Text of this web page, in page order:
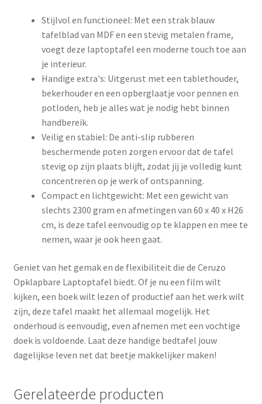
Stijlvol en functioneel: Met een strak blauw
tafelblad van MDF en een stevig metalen frame,
voegt deze laptoptafel een moderne touch toe aan
je interieur.
Handige extra's: Uitgerust met een tablethouder,
bekerhouder en een opberglaatje voor pennen en
potloden, heb je alles wat je nodig hebt binnen
handbereik.
Veilig en stabiel: De anti-slip rubberen
beschermende poten zorgen ervoor dat de tafel
stevig op zijn plaats blijft, zodat jij je volledig kunt
concentreren op je werk of ontspanning.
Compact en lichtgewicht: Met een gewicht van
slechts 2300 gram en afmetingen van 60 x 40 x H26
cm, is deze tafel eenvoudig op te klappen en mee te
nemen, waar je ook heen gaat.
Geniet van het gemak en de flexibiliteit die de Ceruzo
Opklapbare Laptoptafel biedt. Of je nu een film wilt
kijken, een boek wilt lezen of productief aan het werk wilt
zijn, deze tafel maakt het allemaal mogelijk. Het
onderhoud is eenvoudig, even afnemen met een vochtige
doek is voldoende. Laat deze handige bedtafel jouw
dagelijkse leven net dat beetje makkelijker maken!
Gerelateerde producten